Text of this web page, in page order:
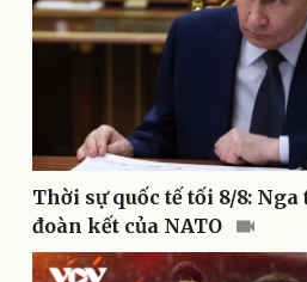
Pháp luật
Thời sự quốc tế tối 8/8:
đoàn kết của NATO